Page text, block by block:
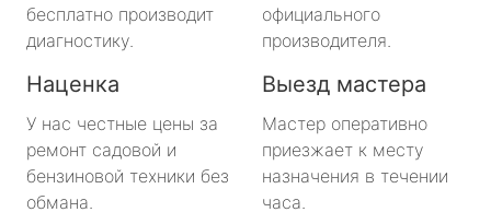
бесплатно производит
диагностику.
официального
производителя.
Наценка
У нас честные цены за
ремонт садовой и
бензиновой техники без
обмана.
Выезд мастера
Мастер оперативно
приезжает к месту
назначения в течении
часа.